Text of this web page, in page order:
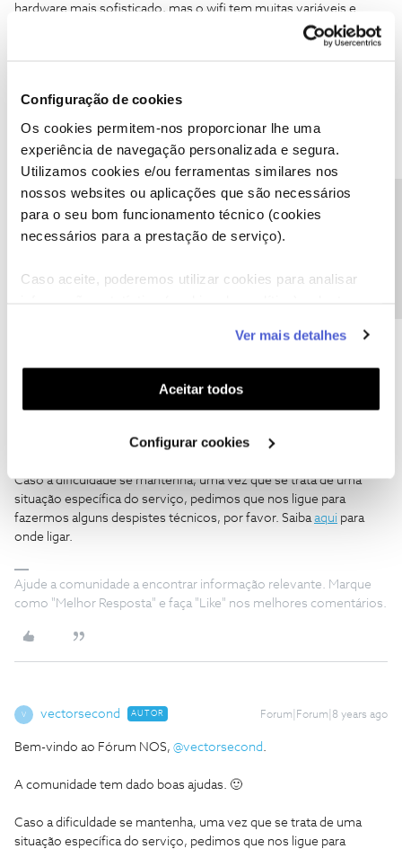
Configuração de cookies
Os cookies permitem-nos proporcionar lhe uma
experiência de navegação personalizada e segura.
Utilizamos cookies e/ou ferramentas similares nos
nossos websites ou aplicações que são necessários
para o seu bom funcionamento técnico (cookies
necessários para a prestação de serviço).
Caso aceite, poderemos utilizar cookies para analisar
funcionalidades (cookies de personalização e
funcionalidade) e adaptar anúncios aos seus interesses
(cookies de publicidade personalizada). Pode gerir a
utilização dos cookies clicando em "Configurar
Ver mais detalhes
Aceitar todos
Configurar cookies
hardware mais sofisticado, mas o wifi tem muitas variáveis e
podendo parecer espectacular pode ser influenciado/perturbado
por muitas delas ou até por todas em conjunto. Para despistar só
de despiste.
um pouco sabe que é assim
Não, não há logs disponíveis no Power Router, só alguma
informação básica que podes encontrar na manutenção do
router. Como lidamos com ele vamos tirando umas pelas
Tiago C. Forum|Forum|8 years ago
A comunidade tem dado boas ajudas. 🙂
Caso a dificuldade se mantenha, uma vez que se trata de uma
situação específica do serviço, pedimos que nos ligue para
fazermos alguns despistes técnicos, por favor. Saibaaqui para
onde ligar.
Ajude a comunidade a encontrar informação relevante. Marque
como "Melhor Resposta" e faça "Like" nos melhores comentários.
V vectorsecond AUTOR Forum|Forum|8 years ago
Bem-vindo ao Fórum NOS, @vectorsecond.
A comunidade tem dado boas ajudas. 🙂
Caso a dificuldade se mantenha, uma vez que se trata de uma
situação específica do serviço, pedimos que nos ligue para